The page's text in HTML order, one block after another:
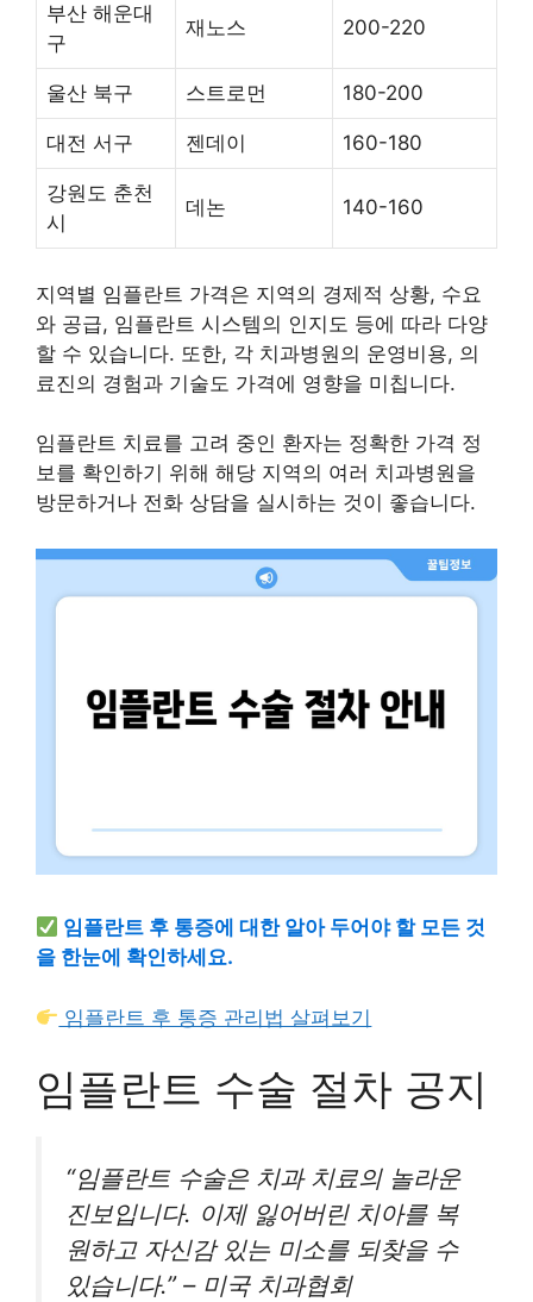
부산 해운대
구
재노스 200-220
울산 북구 스트로먼 180-200
대전 서구 젠데이 160-180
강원도 춘천
시
데논 140-160
지역별 임플란트 가격은 지역의 경제적 상황, 수요
와 공급, 임플란트 시스템의 인지도 등에 따라 다양
할 수 있습니다. 또한, 각 치과병원의 운영비용, 의
료진의 경험과 기술도 가격에 영향을 미칩니다.
임플란트 치료를 고려 중인 환자는 정확한 가격 정
보를 확인하기 위해 해당 지역의 여러 치과병원을
방문하거나 전화 상담을 실시하는 것이 좋습니다.
임플란트 후 통증에 대한 알아 두어야 할 모든 것
을 한눈에 확인하세요.
임플란트 후 통증 관리법 살펴보기
임플란트 수술 절차 공지
“임플란트 수술은 치과 치료의 놀라운
진보입니다. 이제 잃어버린 치아를 복
원하고 자신감 있는 미소를 되찾을 수
있습니다.” – 미국 치과협회